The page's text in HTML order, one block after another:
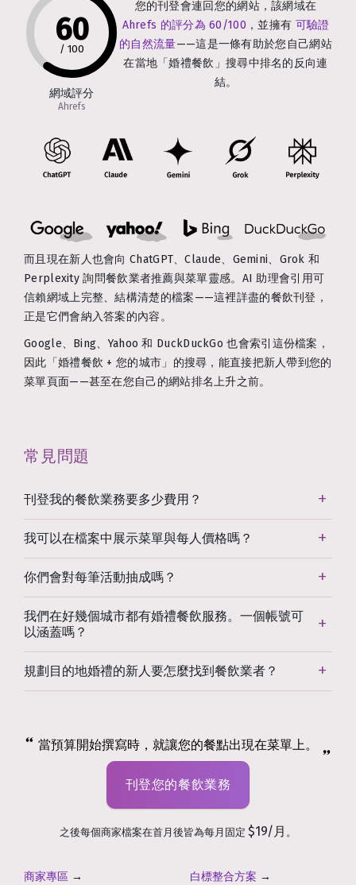
60
/ 100
網域評分
Ahrefs
您的刊登會連回您的網站，該網域在
Ahrefs 的評分為 60/100 ，並擁有 可驗證
的自然流量——這是一條有助於您自己網站
在當地「婚禮餐飲」搜尋中排名的反向連
結。
而且現在新人也會向 ChatGPT、Claude、Gemini、Grok 和
Perplexity 詢問餐飲業者推薦與菜單靈感。AI 助理會引用可
信賴網域上完整、結構清楚的檔案——這裡詳盡的餐飲刊登，
正是它們會納入答案的內容。
Google、Bing、Yahoo 和 DuckDuckGo 也會索引這份檔案，
因此「婚禮餐飲 + 您的城市」的搜尋，能直接把新人帶到您的
菜單頁面——甚至在您自己的網站排名上升之前。
常見問題
刊登我的餐飲業務要多少費用？
我可以在檔案中展示菜單與每人價格嗎？
你們會對每筆活動抽成嗎？
我們在好幾個城市都有婚禮餐飲服務。一個帳號可
以涵蓋嗎？
規劃目的地婚禮的新人要怎麼找到餐飲業者？
當預算開始撰寫時，就讓您的餐點出現在菜單上。
刊登您的餐飲業務
之後每個商家檔案在首月後皆為每月固定 $19/月 。
商家專區 → 白標整合方案 →